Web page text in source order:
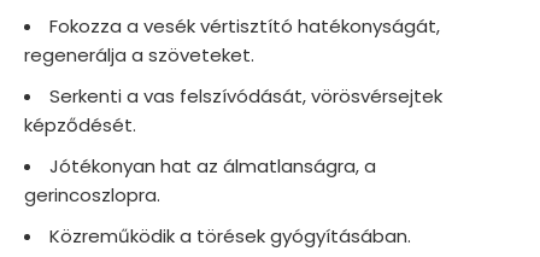
Fokozza a vesék vértisztító hatékonyságát,
regenerálja a szöveteket.
Serkenti a vas felszívódását, vörösvérsejtek
képződését.
Jótékonyan hat az álmatlanságra, a
gerincoszlopra.
Közreműködik a törések gyógyításában.